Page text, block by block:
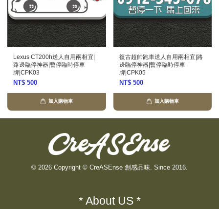
Lexus CT200h送人自用兩相宜|
路邊臨停神器|暫停臨時停車
牌|CPK03
NT$ 500
加入購物車
復古超帥跑車送人自用兩相宜|路
邊臨停神器|暫停臨時停車
牌|CPK05
NT$ 500
加入購物車
© 2026 Copyright © CreASEnse 創感品味. Since 2016.
* About US *